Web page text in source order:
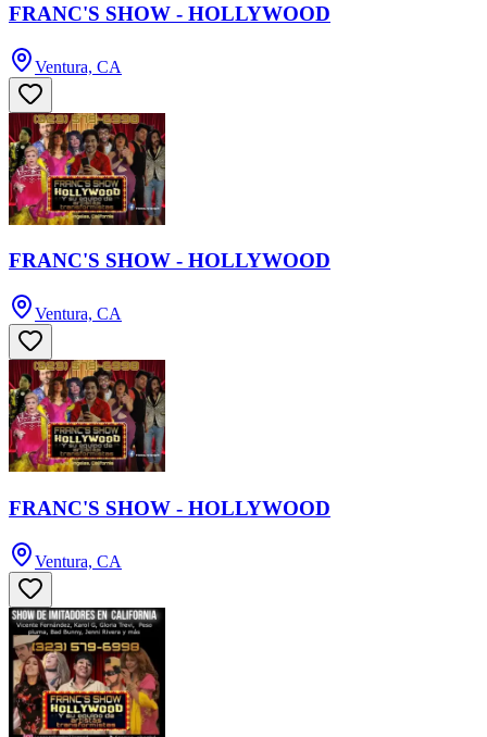
FRANC'S SHOW - HOLLYWOOD
Ventura, CA
FRANC'S SHOW - HOLLYWOOD
Ventura, CA
FRANC'S SHOW - HOLLYWOOD
Ventura, CA